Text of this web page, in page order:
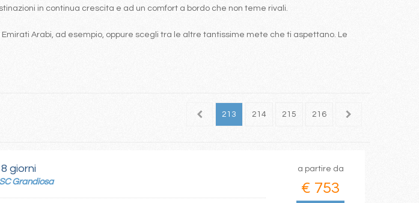
in continua crescita e ad un comfort a bordo che non teme rivali.
Arabi, ad esempio, oppure scegli tra le altre tantissime mete che ti aspettano. Le
212 213 214 215 216 217
8 giorni
Grandiosa
a partire da
€ 753